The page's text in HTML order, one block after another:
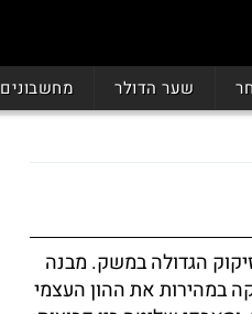
שער הדולר מחשבונים
הגדולה במשק. מבנה
במהירות את ההון העצמי